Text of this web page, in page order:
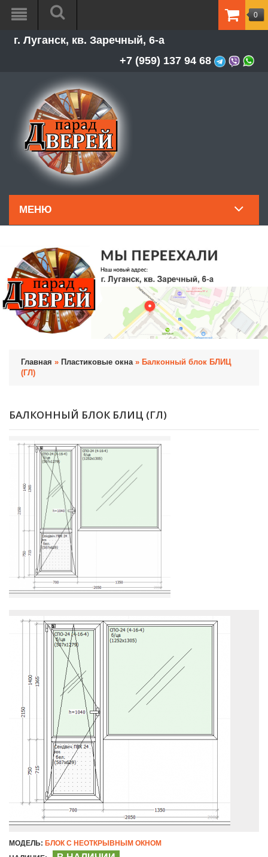
г. Луганск, кв. Заречный, 6-а
+7 (959) 137 94 68
0
МЕНЮ
Главная » Пластиковые окна » Балконный блок БЛИЦ
(ГЛ)
БАЛКОННЫЙ БЛОК БЛИЦ (ГЛ)
МОДЕЛЬ: БЛОК С НЕОТКРЫВНЫМ ОКНОМ